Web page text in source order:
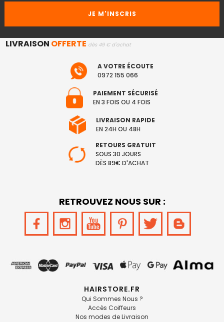
LIVRAISON OFFERTE dès 49 € d'achat
A VOTRE ÉCOUTE
0972 155 066
PAIEMENT SÉCURISÉ
EN 3 FOIS OU 4 FOIS
LIVRAISON RAPIDE
EN 24H OU 48H
RETOURS GRATUIT
SOUS 30 JOURS
DÈS 89€ D'ACHAT
RETROUVEZ NOUS SUR :
HAIRSTORE.FR
Qui Sommes Nous ?
Accès Coiffeurs
Nos modes de Livraison